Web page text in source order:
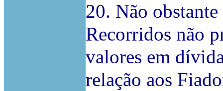
20. Não
Recorridos não
valores em
relação aos